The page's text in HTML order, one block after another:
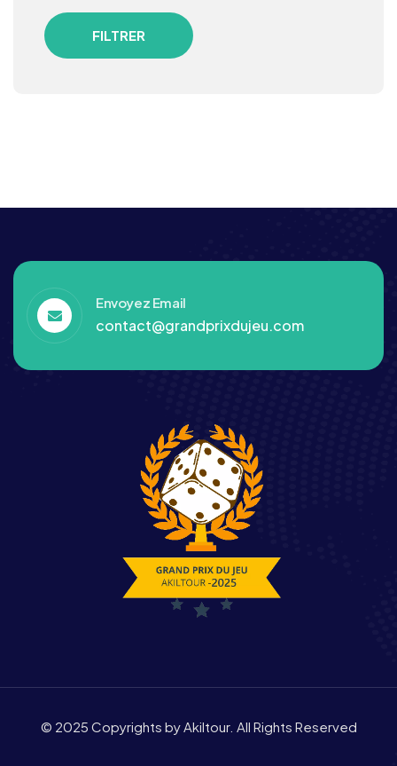
FILTRER
Envoyez Email
contact@grandprixdujeu.com
© 2025 Copyrights by Akiltour. All Rights Reserved